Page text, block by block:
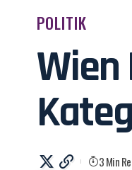
POLITIK
Wien
3 Min